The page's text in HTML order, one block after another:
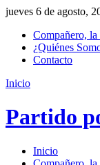
jueves 6 de agosto,
Compañero, la
¿Quiénes
Contacto
Inicio
Partido
Inicio